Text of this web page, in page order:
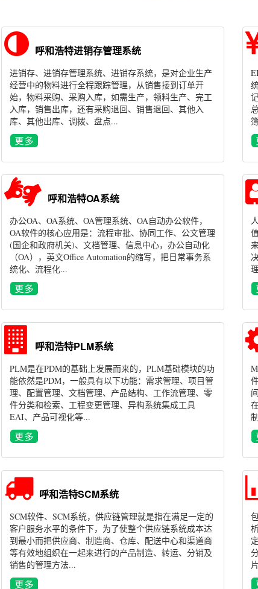
呼和浩特进销存管理系统
进销存、进销存管理系统、进销存系统，是对企业生产
经营中的物料进行全程跟踪管理，从销售接到订单开
始，物料采购、采购入库，如需生产，领料生产、完工
入库，销售出库，还有采购退回、销售退回、其他入
库、其他出库、调拨、盘点...
呼和浩特OA系统
办公OA、OA系统、OA管理系统、OA自动办公软件，
OA软件的核心应用是：流程审批、协同工作、公文管理
(国企和政府机关)、文档管理、信息中心，办公自动化
（OA），英文Office Automation的缩写，把日常事务系
统化、流程化...
呼和浩特PLM系统
PLM是在PDM的基础上发展而来的，PLM基础模块的功
能依然是PDM，一般具有以下功能：需求管理、项目管
理、配置管理、文档管理、产品结构、工作流管理、零
件分类和检索、工程变更管理、异构系统集成工具
EAI、产品可视化等...
呼和浩特SCM系统
SCM软件、SCM系统，供应链管理就是指在满足一定的
客户服务水平的条件下，为了使整个供应链系统成本达
到最小而把供应商、制造商、仓库、配送中心和渠道商
等有效地组织在一起来进行的产品制造、转运、分销及
销售的管理方法...